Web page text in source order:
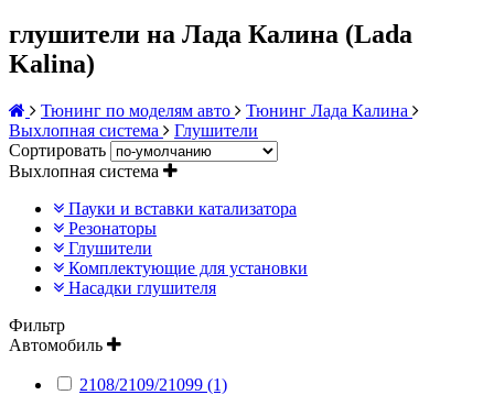
глушители на Лада Калина (Lada
Kalina)
Тюнинг по моделям авто
Тюнинг Лада Калина
Выхлопная система
Глушители
Сортировать
Выхлопная система
Пауки и вставки катализатора
Резонаторы
Глушители
Комплектующие для установки
Насадки глушителя
Фильтр
Автомобиль
2108/2109/21099 (1)